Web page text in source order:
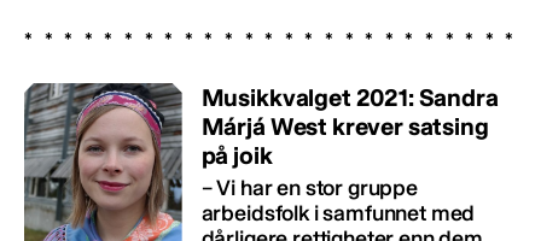
Musikkvalget 2021: Sandra
Márjá West krever satsing
på joik
– Vi har en stor gruppe
arbeidsfolk i samfunnet med